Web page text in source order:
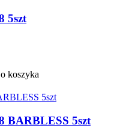
5szt
koszyka
BARBLESS 5szt